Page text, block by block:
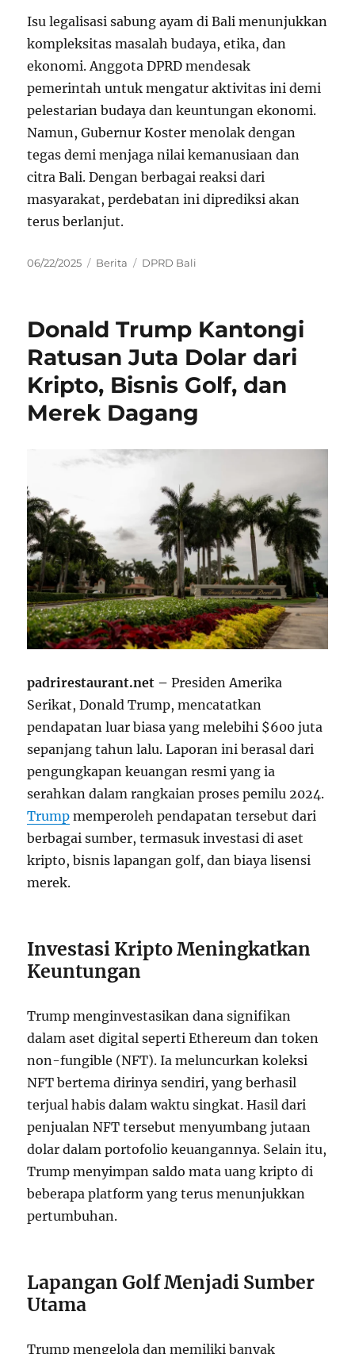
Isu legalisasi sabung ayam di Bali menunjukkan
kompleksitas masalah budaya, etika, dan
ekonomi. Anggota DPRD mendesak
pemerintah untuk mengatur aktivitas ini demi
pelestarian budaya dan keuntungan ekonomi.
Namun, Gubernur Koster menolak dengan
tegas demi menjaga nilai kemanusiaan dan
citra Bali. Dengan berbagai reaksi dari
masyarakat, perdebatan ini diprediksi akan
terus berlanjut.
Posted
06/22/2025 Categories
Berita Tags
DPRD Bali
Donald Trump Kantongi
Ratusan Juta Dolar dari
Kripto, Bisnis Golf, dan
Merek Dagang
padrirestaurant.net – Presiden Amerika
Serikat, Donald Trump, mencatatkan
pendapatan luar biasa yang melebihi $600 juta
sepanjang tahun lalu. Laporan ini berasal dari
pengungkapan keuangan resmi yang ia
serahkan dalam rangkaian proses pemilu 2024.
Trump memperoleh pendapatan tersebut dari
berbagai sumber, termasuk investasi di aset
kripto, bisnis lapangan golf, dan biaya lisensi
merek.
Investasi Kripto Meningkatkan
Keuntungan
Trump menginvestasikan dana signifikan
dalam aset digital seperti Ethereum dan token
non-fungible (NFT). Ia meluncurkan koleksi
NFT bertema dirinya sendiri, yang berhasil
terjual habis dalam waktu singkat. Hasil dari
penjualan NFT tersebut menyumbang jutaan
dolar dalam portofolio keuangannya. Selain itu,
Trump menyimpan saldo mata uang kripto di
beberapa platform yang terus menunjukkan
pertumbuhan.
Lapangan Golf Menjadi Sumber
Utama
Trump mengelola dan memiliki banyak